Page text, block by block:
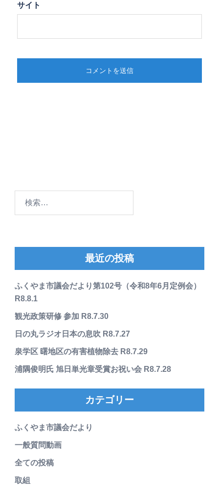
サイト
最近の投稿
ふくやま市議会だより第102号（令和8年6月定例会）
R8.8.1
観光政策研修 参加 R8.7.30
日の丸ラジオ日本の息吹 R8.7.27
泉学区 曙地区の有害植物除去 R8.7.29
浦隅俊明氏 旭日単光章受賞お祝い会 R8.7.28
カテゴリー
ふくやま市議会だより
一般質問動画
全ての投稿
取組